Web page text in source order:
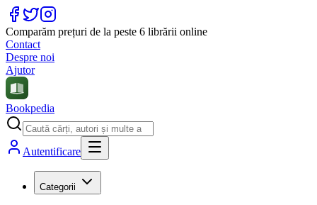
Comparăm prețuri de la peste 6 librării online
Contact
Despre noi
Ajutor
Bookpedia
Autentificare
Categorii